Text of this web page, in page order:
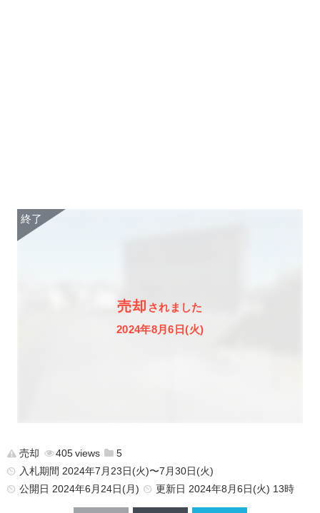
売却 されました
2024年8月6日(火)
売却 405
5
入札期間 2024年7月23日(火)〜7月30日(火)
公開日 2024年6月24日(月) 更新日 2024年8月6日(火) 13時